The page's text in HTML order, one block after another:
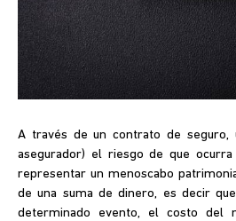
A través de un contrato de seguro,
asegurador) el riesgo de que
representar un menoscabo
de una suma de dinero, es decir
determinado evento, el costo del